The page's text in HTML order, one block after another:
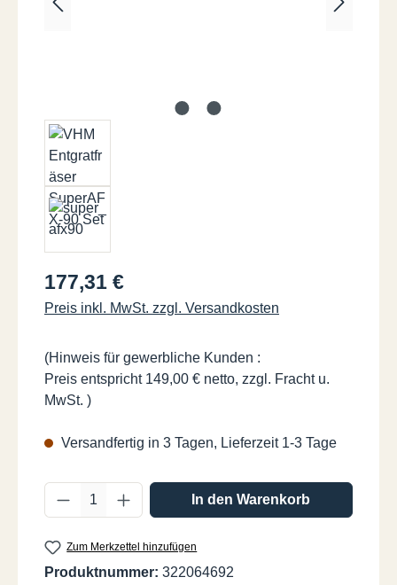
Regulärer Preis:
177,31 €
Preis inkl. MwSt. zzgl. Versandkosten
(Hinweis für gewerbliche Kunden :
Preis entspricht 149,00 € netto, zzgl. Fracht u.
MwSt. )
Versandfertig in 3 Tagen, Lieferzeit 1-3 Tage
Produkt Anzahl: Gib den gewünschten
In den Warenkorb
Zum Merkzettel hinzufügen
Produktnummer: 322064692